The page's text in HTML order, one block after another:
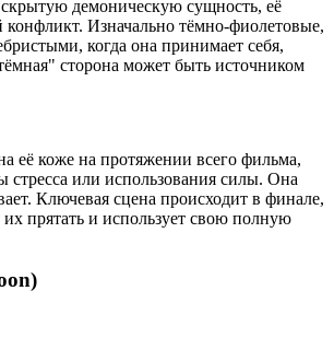
демоническую сущность, её
конфликт. Изначально тёмно-фиолетовые,
когда она принимает себя,
сторона может быть источником
её коже на протяжении всего фильма,
стресса или использования силы. Она
Ключевая сцена происходит в финале,
их прятать и использует свою полную